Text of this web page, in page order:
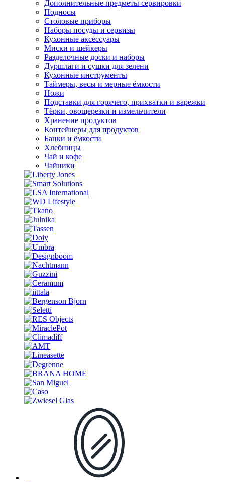
Дополнительные предметы сервировки
Подносы
Столовые приборы
Наборы посуды и сервизы
Кухонные аксессуары
Миски и шейкеры
Разделочные доски и наборы
Дуршлаги и сушки для зелени
Кухонные инструменты
Таймеры, весы и мерные ёмкости
Ножи
Подставки для горячего, прихватки и варежки
Тёрки, овощерезки и измельчители
Хранение продуктов
Контейнеры для продуктов
Банки и ёмкости
Хлебницы
Чай и кофе
Чайники